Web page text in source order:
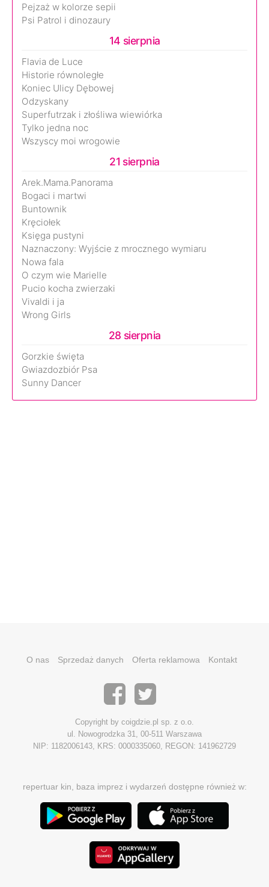
Pejzaż w kolorze sepii
Psi Patrol i dinozaury
14 sierpnia
Flavia de Luce
Historie równoległe
Koniec Ulicy Dębowej
Odzyskany
Superfutrzak i złośliwa wiewiórka
Tylko jedna noc
Wszyscy moi wrogowie
21 sierpnia
Arek.Mama.Panorama
Bogaci i martwi
Buntownik
Kręciołek
Księga pustyni
Naznaczony: Wyjście z mrocznego wymiaru
Nowa fala
O czym wie Marielle
Pucio kocha zwierzaki
Vivaldi i ja
Wrong Girls
28 sierpnia
Gorzkie święta
Gwiazdozbiór Psa
Sunny Dancer
O nas Sprzedaż danych Oferta reklamowa Kontakt
Copyright by coigdzie.pl sp. z o.o.
ul. Nowogrodzka 31, 00-511 Warszawa
NIP: 1182006143, KRS: 0000335060, REGON: 141962729
repertuar kin, baza imprez i wydarzeń dostępne również w: